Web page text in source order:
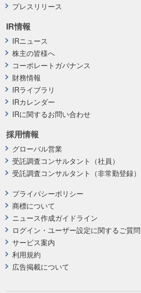
プライバシーポリシー
商標について
ニュース作成ガイドライン
ログイン・ユーザー設定に関するご質問
サービス案内
利用規約
広告掲載について
採用情報
グローバル営業
受託調査コンサルタント（社員）
受託調査コンサルタント（非常勤登録）
プレスリリース
IR情報
IRニュース
株主の皆様へ
コーポレートガバナンス
財務情報
IRライブラリ
IRカレンダー
IRに関するお問い合わせ